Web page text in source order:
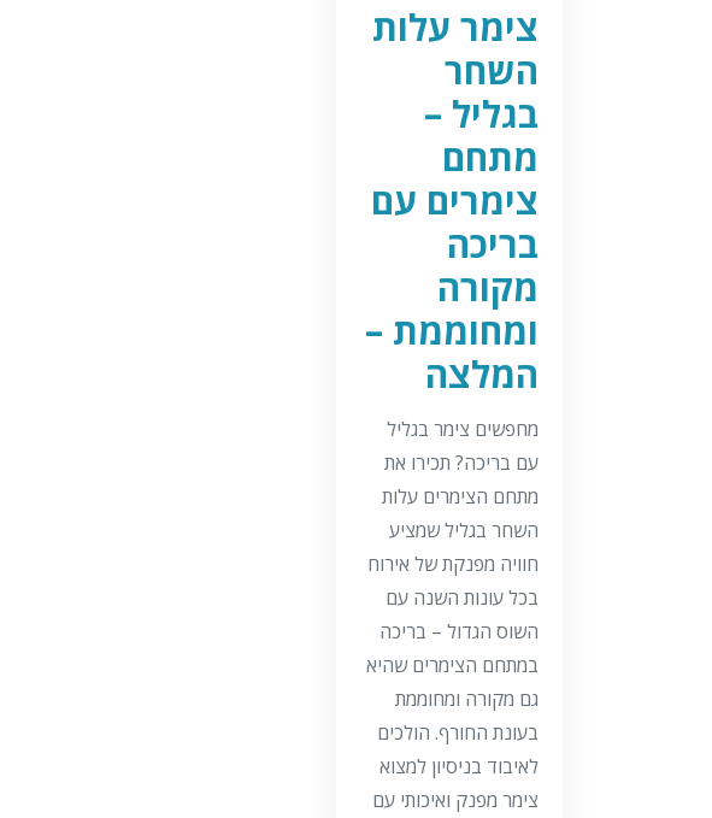
צימר עלות
השחר
בגליל –
מתחם
צימרים עם
בריכה
מקורה
ומחוממת –
המלצה
מחפשים צימר בגליל
עם בריכה? תכירו את
מתחם הצימרים עלות
השחר בגליל שמציע
חוויה מפנקת של אירוח
בכל עונות השנה עם
השוס הגדול – בריכה
במתחם הצימרים שהיא
גם מקורה ומחוממת
בעונת החורף. הולכים
לאיבוד בניסיון למצוא
צימר מפנק ואיכותי עם